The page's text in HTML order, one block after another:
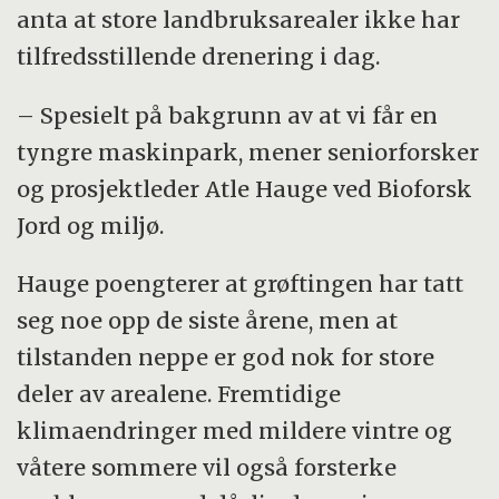
anta at store landbruksarealer ikke har
tilfredsstillende drenering i dag.
– Spesielt på bakgrunn av at vi får en
tyngre maskinpark, mener seniorforsker
og prosjektleder Atle Hauge ved Bioforsk
Jord og miljø.
Hauge poengterer at grøftingen har tatt
seg noe opp de siste årene, men at
tilstanden neppe er god nok for store
deler av arealene. Fremtidige
klimaendringer med mildere vintre og
våtere sommere vil også forsterke